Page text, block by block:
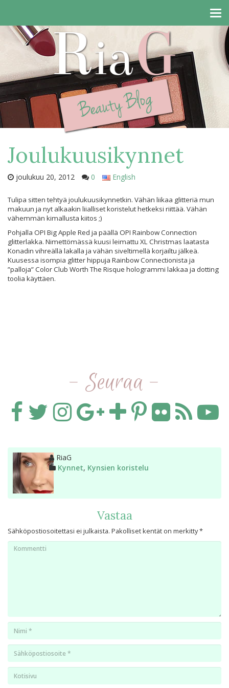
Joulukuusikynnet
joulukuu 20, 2012 0 English
Tulipa sitten tehtyä joulukuusikynnetkin. Vähän liikaa glitteriä mun
makuun ja nyt alkaakin liialliset koristelut hetkeksi riittää. Vähän
vähemmän kimallusta kiitos ;)
Pohjalla OPI Big Apple Red ja päällä OPI Rainbow Connection
glitterlakka. Nimettömässä kuusi leimattu XL Christmas laatasta
Konadin vihreällä lakalla ja vähän siveltimellä korjailtu jälkeä.
Kuusessa isompia glitter hippuja Rainbow Connectionista ja
”palloja” Color Club Worth The Risque hologrammi lakkaa ja dotting
toolia käyttäen.
- Seuraa -
Kirjoittaja
RiaG
Kategoriat
Kynnet, Kynsien koristelu
Vastaa
Sähköpostiosoitettasi ei julkaista. Pakolliset kentät on merkitty*
Kommentti